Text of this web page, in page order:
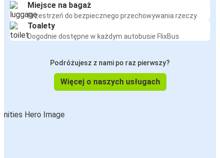
Miejsce na bagaż
Przestrzeń do bezpiecznego przechowywania rzeczy
Toalety
Dogodnie dostępne w każdym autobusie FlixBus
Podróżujesz z nami po raz pierwszy?
Więcej o naszych usługach